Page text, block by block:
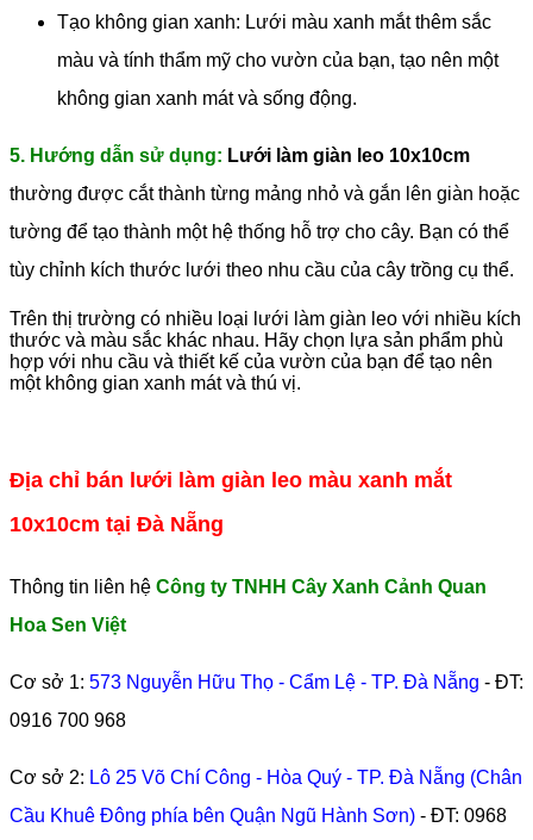
Tạo không gian xanh: Lưới màu xanh mắt thêm sắc
màu và tính thẩm mỹ cho vườn của bạn, tạo nên một
không gian xanh mát và sống động.
5. Hướng dẫn sử dụng: Lưới làm giàn leo 10x10cm
thường được cắt thành từng mảng nhỏ và gắn lên giàn hoặc
tường để tạo thành một hệ thống hỗ trợ cho cây. Bạn có thể
tùy chỉnh kích thước lưới theo nhu cầu của cây trồng cụ thể.
Trên thị trường có nhiều loại lưới làm giàn leo với nhiều kích
thước và màu sắc khác nhau. Hãy chọn lựa sản phẩm phù
hợp với nhu cầu và thiết kế của vườn của bạn để tạo nên
một không gian xanh mát và thú vị.
Địa chỉ bán lưới làm giàn leo màu xanh mắt
10x10cm tại Đà Nẵng
Thông tin liên hệ Công ty TNHH Cây Xanh Cảnh Quan
Hoa Sen Việt
Cơ sở 1: 573 Nguyễn Hữu Thọ - Cẩm Lệ - TP. Đà Nẵng - ĐT:
0916 700 968
Cơ sở 2: Lô 25 Võ Chí Công - Hòa Quý - TP. Đà Nẵng (Chân
Cầu Khuê Đông phía bên Quận Ngũ Hành Sơn) - ĐT: 0968